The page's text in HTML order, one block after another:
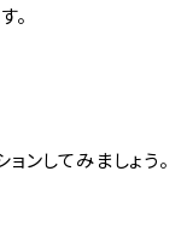
。
ンしてみましょう。